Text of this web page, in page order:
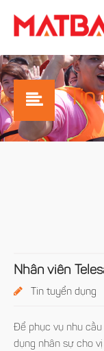
Tin
Nhân viên
Tin tuyển dụng
Để phục vụ nhu
dụng nhân sự cho